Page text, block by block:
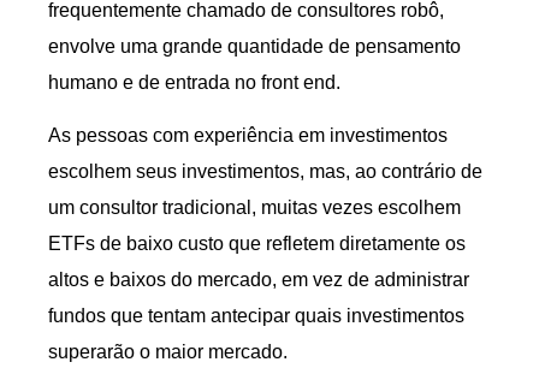
frequentemente chamado de consultores robô,
envolve uma grande quantidade de pensamento
humano e de entrada no front end.
As pessoas com experiência em investimentos
escolhem seus investimentos, mas, ao contrário de
um consultor tradicional, muitas vezes escolhem
ETFs de baixo custo que refletem diretamente os
altos e baixos do mercado, em vez de administrar
fundos que tentam antecipar quais investimentos
superarão o maior mercado.